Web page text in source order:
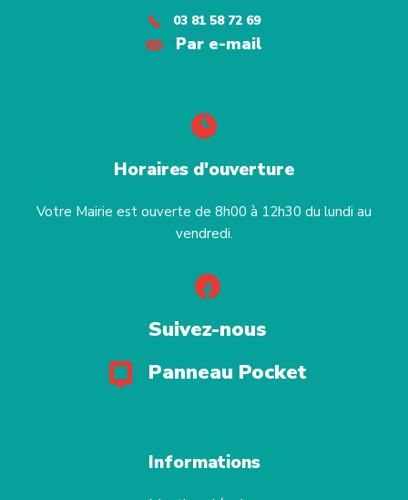
03 81 58 72 69
Par e-mail
Horaires d'ouverture
Votre Mairie est ouverte de 8h00 à 12h30 du lundi au
vendredi.
Suivez-nous
Panneau Pocket
Informations